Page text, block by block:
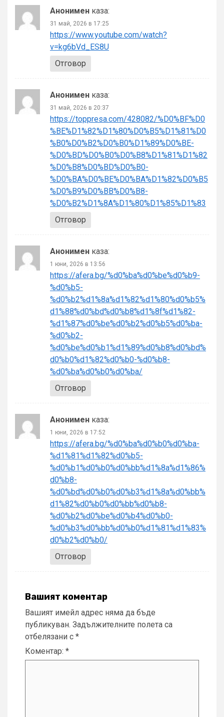
Анонимен каза:
31 май, 2026 в 17:25
https://www.youtube.com/watch?
v=kg6bVd_ES8U
Отговор
Анонимен каза:
31 май, 2026 в 20:37
https://toppresa.com/428082/%D0%BF%D0
%BE%D1%82%D1%80%D0%B5%D1%81%D0
%B0%D0%B2%D0%B0%D1%89%D0%BE-
%D0%BD%D0%B0%D0%B8%D1%81%D1%82
%D0%B8%D0%BD%D0%B0-
%D0%BA%D0%BE%D0%BA%D1%82%D0%B5
%D0%B9%D0%BB%D0%B8-
%D0%B2%D1%8A%D1%80%D1%85%D1%83
Отговор
Анонимен каза:
1 юни, 2026 в 13:56
https://afera.bg/%d0%ba%d0%be%d0%b9-
%d0%b5-
%d0%b2%d1%8a%d1%82%d1%80%d0%b5%
d1%88%d0%bd%d0%b8%d1%8f%d1%82-
%d1%87%d0%be%d0%b2%d0%b5%d0%ba-
%d0%b2-
%d0%be%d0%b1%d1%89%d0%b8%d0%bd%
d0%b0%d1%82%d0%b0-%d0%b8-
%d0%ba%d0%b0%d0%ba/
Отговор
Анонимен каза:
1 юни, 2026 в 17:52
https://afera.bg/%d0%ba%d0%b0%d0%ba-
%d1%81%d1%82%d0%b5-
%d0%b1%d0%b0%d0%bb%d1%8a%d1%86%
d0%b8-
%d0%bd%d0%b0%d0%b3%d1%8a%d0%bb%
d1%82%d0%b0%d0%bb%d0%b8-
%d0%b2%d0%be%d0%b4%d0%b0-
%d0%b3%d0%bb%d0%b0%d1%81%d1%83%
d0%b2%d0%b0/
Отговор
Вашият коментар
Вашият имейл адрес няма да бъде
публикуван. Задължителните полета са
отбелязани с *
Коментар: *